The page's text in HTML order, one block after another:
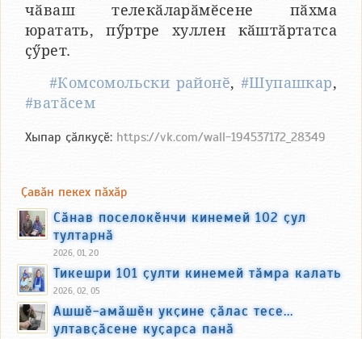
чӑваш телекӑларӑмӗсене пӑхма
юратать, пӳртре хуллен кӑштӑртатса
ҫӳрет.
#Комсомольски районӗ, #Шупашкар,
#ватӑсем
Хыпар ҫӑлкуҫӗ: https://vk.com/wall-194537172_28349
Ҫавӑн пекех пӑхӑр
Сӑнав поселокӗнчи кинемей 102 ҫул
тултарнӑ
2026, 01, 20
Тикешри 101 ҫулти кинемей тӑмра калать
2026, 02, 05
Ашшӗ-амӑшӗн укҫине ҫӑлас тесе...
ултавҫӑсене куҫарса панӑ